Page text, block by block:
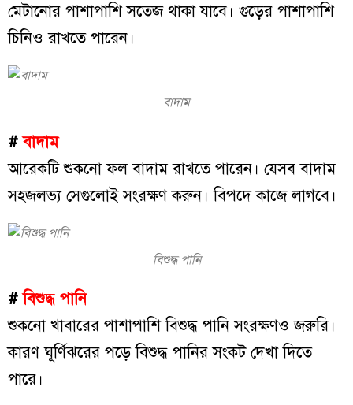
মেটানোর পাশাপাশি সতেজ থাকা যাবে। গুড়ের পাশাপাশি
চিনিও রাখতে পারেন।
বাদাম
#বাদাম
আরেকটি শুকনো ফল বাদাম রাখতে পারেন। যেসব বাদাম
সহজলভ্য সেগুলোই সংরক্ষণ করুন। বিপদে কাজে লাগবে।
বিশুদ্ধ পানি
#বিশুদ্ধ পানি
শুকনো খাবারের পাশাপাশি বিশুদ্ধ পানি সংরক্ষণও জরুরি।
কারণ ঘূর্ণিঝরের পড়ে বিশুদ্ধ পানির সংকট দেখা দিতে
পারে।